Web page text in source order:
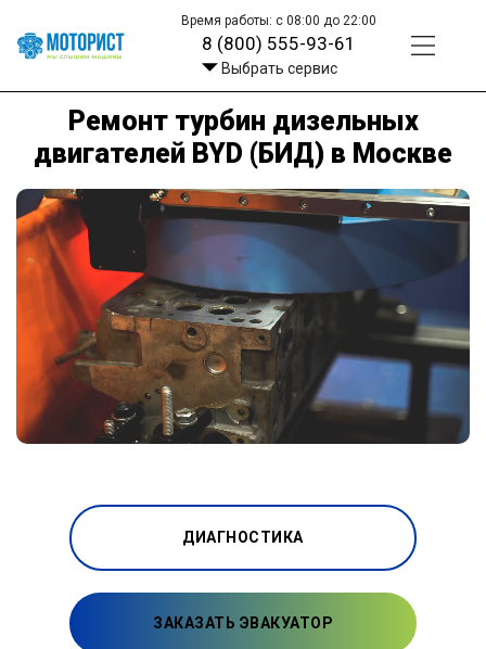
Время работы: с 08:00 до 22:00
8 (800) 555-93-61
Выбрать сервис
Ремонт турбин дизельных
двигателей BYD (БИД) в Москве
ДИАГНОСТИКА
ЗАКАЗАТЬ ЭВАКУАТОР